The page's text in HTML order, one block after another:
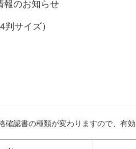
報のお知らせ
判サイズ）
確認書の種類が変わりますので、有